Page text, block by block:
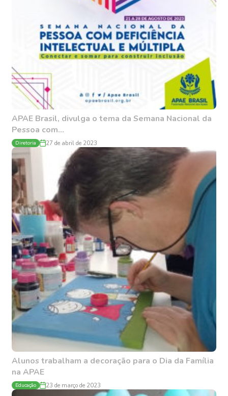
APAE Brasil, divulga o tema da Semana Nacional da
Pessoa com...
Diretoria 27 de abril de 2023
Alunos trabalham a decoração para o Dia da Família
na APAE
Educação 23 de março de 2023